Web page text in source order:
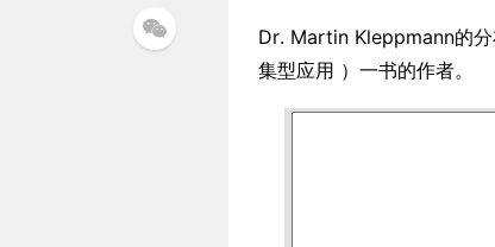
Dr. Martin Kleppmann的
集型应用 ）一书的作者。